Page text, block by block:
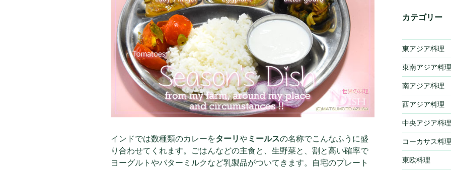
インドでは数種類のカレーをターリやミールスの名称でこんなふうに盛
り合わせてくれます。ごはんなどの主食と、生野菜と、割と高い確率で
ヨーグルトやバターミルクなど乳製品がついてきます。自宅のプレート
カテゴリー
東アジア料理
東南アジア料理
南アジア料理
西アジア料理
中央アジア料理
コーカサス料理
東欧料理